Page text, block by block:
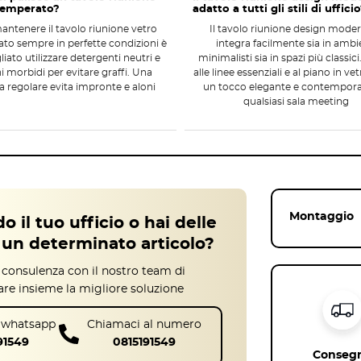
formali e informali, offrendo un piano
I Meet vetro
la struttura in metallo offre stabilità.L’ampio
ogni riunione più produttiva. Questo tavolo
estetica e funzionalità.
il tavolo riunione vetro
sempre in perfette condizioni è
utilizzare detergenti neutri e
morbidi per evitare graffi. Una
regolare evita impronte e aloni
adatto a tutti gli stili di
Il tavolo riunione design
integra facilmente sia in
minimalisti sia in spazi più
alle linee essenziali e al piano in
un tocco elegante e
qualsiasi sala meeting
il tuo ufficio o hai delle
determinato articolo?
con il nostro team di
insieme la migliore soluzione
Chiamaci al numero
0815191549
Montaggio